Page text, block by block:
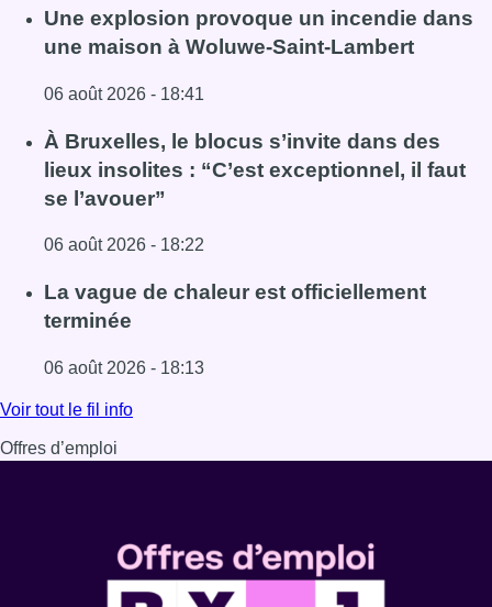
Une explosion provoque un incendie dans
une maison à Woluwe-Saint-Lambert
06 août 2026 - 18:41
Lire l'article Une explosion provoque un incendie dans
À Bruxelles, le blocus s’invite dans des
lieux insolites : “C’est exceptionnel, il faut
se l’avouer”
06 août 2026 - 18:22
Lire l'article À Bruxelles, le blocus s’invite dans des lieux
La vague de chaleur est officiellement
terminée
06 août 2026 - 18:13
Lire l'article La vague de chaleur est officiellement
Voir tout le fil info
Offres d’emploi